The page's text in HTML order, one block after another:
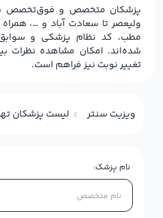
پزشکان متخصص و فوق‌تخصص
ولیعصر تا سعادت آباد و …،
مطب، کد نظام پزشکی و
شده‌اند. امکان مشاهده نظرات
تغییر نوبت نیز فراهم است.
ویزیت سنتر لیست پزشکان
نام پزشک: